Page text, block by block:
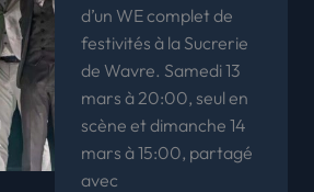
d’un WE complet de
festivités à la Sucrerie
de Wavre. Samedi 13
mars à 20:00, seul en
scène et dimanche 14
mars à 15:00, partagé
avec